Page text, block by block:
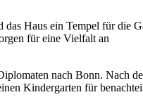
Haus ein Tempel für die
für eine Vielfalt an
nach Bonn. Nach
Kindergarten für